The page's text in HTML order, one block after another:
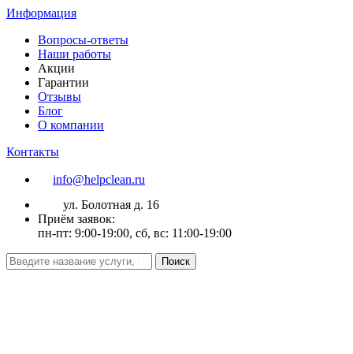
Информация
Вопросы-ответы
Наши работы
Акции
Гарантии
Отзывы
Блог
О компании
Контакты
info@helpclean.ru
ул. Болотная д. 16
Приём заявок:
пн-пт: 9:00-19:00, сб, вс: 11:00-19:00